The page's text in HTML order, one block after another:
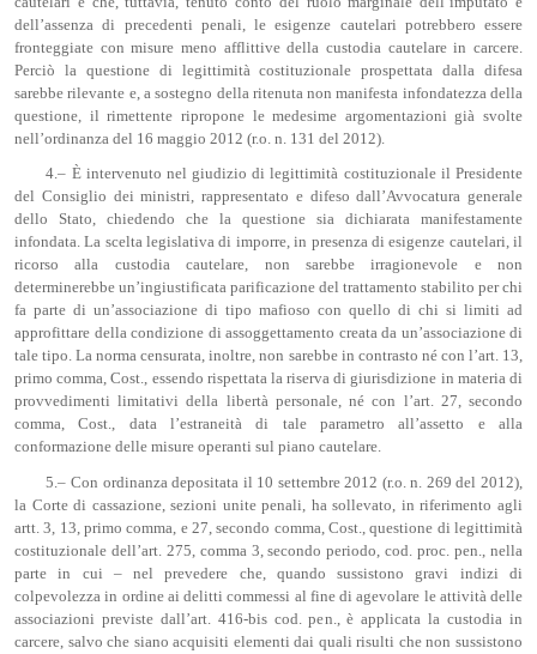
dell’assenza di precedenti penali, le esigenze cautelari potrebbero essere
fronteggiate con misure meno afflittive della custodia cautelare in carcere.
Perciò la questione di legittimità costituzionale prospettata dalla difesa
sarebbe rilevante e, a sostegno della ritenuta non manifesta infondatezza della
questione, il rimettente ripropone le medesime argomentazioni già svolte
nell’ordinanza del 16 maggio 2012 (r.o. n. 131 del 2012).
4.– È intervenuto nel giudizio di legittimità costituzionale il Presidente
del Consiglio dei ministri, rappresentato e difeso dall’Avvocatura generale
dello Stato, chiedendo che la questione sia dichiarata manifestamente
infondata. La scelta legislativa di imporre, in presenza di esigenze cautelari, il
ricorso alla custodia cautelare, non sarebbe irragionevole e non
determinerebbe un’ingiustificata parificazione del trattamento stabilito per chi
fa parte di un’associazione di tipo mafioso con quello di chi si limiti ad
approfittare della condizione di assoggettamento creata da un’associazione di
tale tipo. La norma censurata, inoltre, non sarebbe in contrasto né con l’art. 13,
primo comma, Cost., essendo rispettata la riserva di giurisdizione in materia di
provvedimenti limitativi della libertà personale, né con l’art. 27, secondo
comma, Cost., data l’estraneità di tale parametro all’assetto e alla
conformazione delle misure operanti sul piano cautelare.
5.– Con ordinanza depositata il 10 settembre 2012 (r.o. n. 269 del 2012),
la Corte di cassazione, sezioni unite penali, ha sollevato, in riferimento agli
artt. 3, 13, primo comma, e 27, secondo comma, Cost., questione di legittimità
costituzionale dell’art. 275, comma 3, secondo periodo, cod. proc. pen., nella
parte in cui – nel prevedere che, quando sussistono gravi indizi di
colpevolezza in ordine ai delitti commessi al fine di agevolare le attività delle
associazioni previste dall’art. 416-bis cod. pen., è applicata la custodia in
carcere, salvo che siano acquisiti elementi dai quali risulti che non sussistono